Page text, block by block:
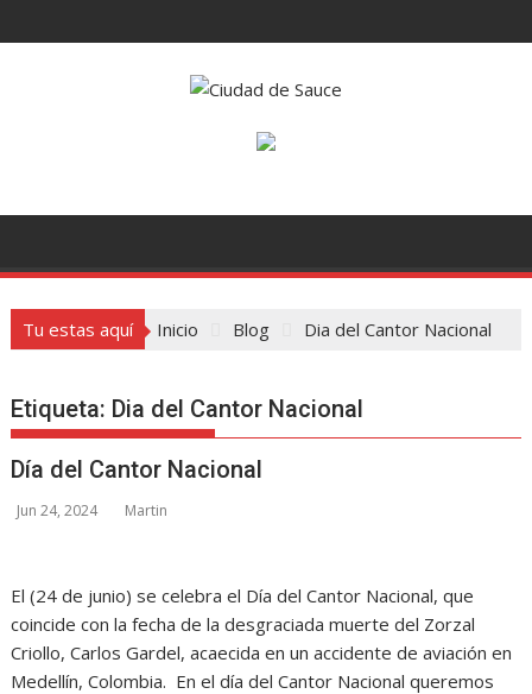
al
Tu estas aquí Inicio Blog Dia del Cantor Nacional
Etiqueta: Dia del Cantor Nacional
Día del Cantor Nacional
Jun 24, 2024 Martin
El (24 de junio) se celebra el Día del Cantor Nacional, que
coincide con la fecha de la desgraciada muerte del Zorzal
Criollo, Carlos Gardel, acaecida en un accidente de aviación en
Medellín, Colombia. En el día del Cantor Nacional queremos